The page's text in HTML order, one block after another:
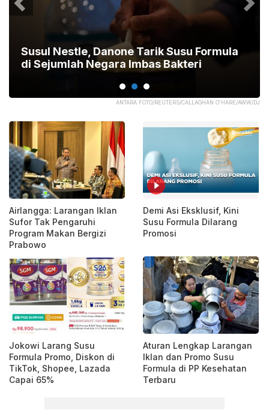
ANTARA FOTO/REUTERS/CALLAGHAN O'HARE/AWW/DJ
Susul Nestle, Danone Tarik Susu Formula
di Sejumlah Negara Imbas Bakteri
Airlangga: Larangan Iklan
Sufor Tak Pengaruhi
Program Makan Bergizi
Prabowo
Demi Asi Eksklusif, Kini
Susu Formula Dilarang
Promosi
Jokowi Larang Susu
Formula Promo, Diskon di
TikTok, Shopee, Lazada
Capai 65%
Aturan Lengkap Larangan
Iklan dan Promo Susu
Formula di PP Kesehatan
Terbaru